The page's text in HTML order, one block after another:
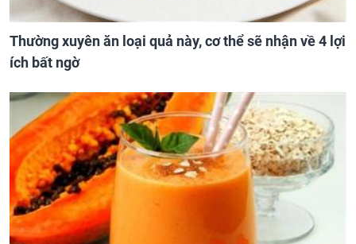
Thường xuyên ăn loại quả này, cơ thể sẽ nhận về 4 lợi
ích bất ngờ